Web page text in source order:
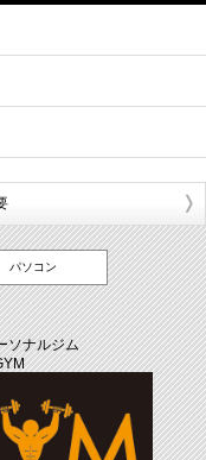
パソコン
ソナルジム